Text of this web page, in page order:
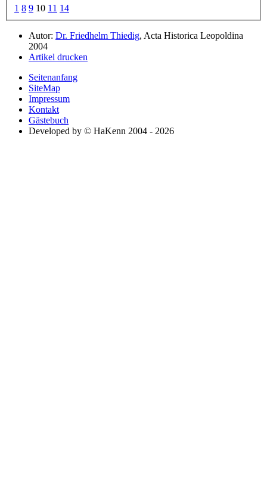
1 8 9 10 11 14
Autor: Dr. Friedhelm Thiedig, Acta Historica Leopoldina
2004
Artikel drucken
Seitenanfang
SiteMap
Impressum
Kontakt
Gästebuch
Developed by © HaKenn 2004 - 2026